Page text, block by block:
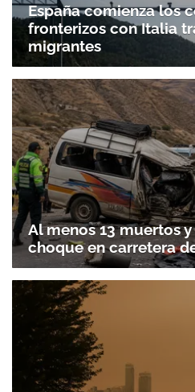
España comienza los
fronterizos con Italia
migrantes
Al menos 13 muertos
choque en carretera